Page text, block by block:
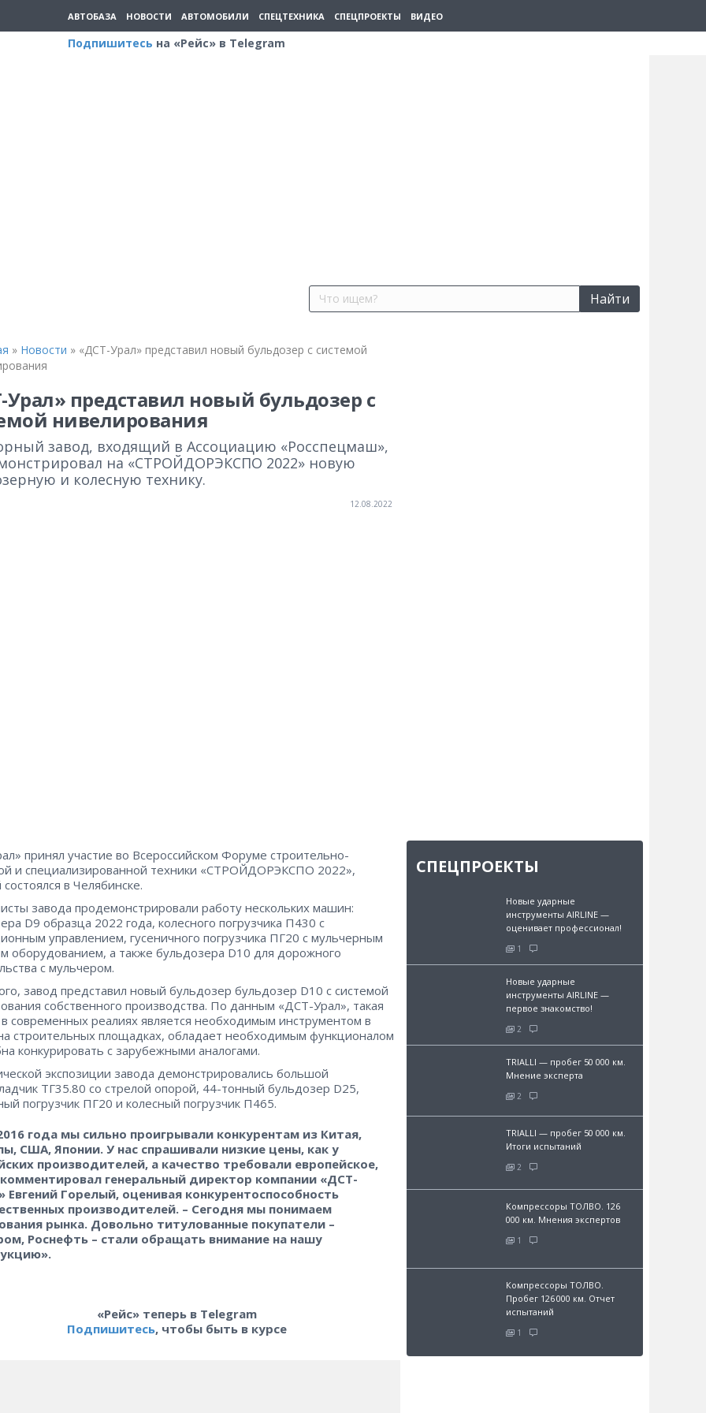
АВТОБАЗА НОВОСТИ АВТОМОБИЛИ СПЕЦТЕХНИКА СПЕЦПРОЕКТЫ ВИДЕО
Подпишитесь на «Рейс» в Telegram
Найти
» Новости » «ДСТ-Урал» представил новый бульдозер с системой
Урал» представил новый бульдозер с
нивелирования
завод, входящий в Ассоциацию «Росспецмаш»,
на «СТРОЙДОРЭКСПО 2022» новую
и колесную технику.
12.08.2022
принял участие во Всероссийском Форуме строительно-
и специализированной техники «СТРОЙДОРЭКСПО 2022»,
в Челябинске.
завода продемонстрировали работу нескольких машин:
D9 образца 2022 года, колесного погрузчика П430 с
управлением, гусеничного погрузчика ПГ20 с мульчерным
оборудованием, а также бульдозера D10 для дорожного
с мульчером.
завод представил новый бульдозер бульдозер D10 с системой
собственного производства. По данным «ДСТ-Урал», такая
в современных реалиях является необходимым инструментом в
строительных площадках, обладает необходимым функционалом
конкурировать с зарубежными аналогами.
экспозиции завода демонстрировались большой
ТГ35.80 со стрелой опорой, 44-тонный бульдозер D25,
погрузчик ПГ20 и колесный погрузчик П465.
года мы сильно проигрывали конкурентам из Китая,
США, Японии. У нас спрашивали низкие цены, как у
производителей, а качество требовали европейское,
генеральный директор компании «ДСТ-
Евгений Горелый, оценивая конкурентоспособность
производителей. – Сегодня мы понимаем
рынка. Довольно титулованные покупатели –
Роснефть – стали обращать внимание на нашу
«Рейс» теперь в Telegram
Подпишитесь, чтобы быть в курсе
СПЕЦПРОЕКТЫ
Новые ударные
инструменты AIRLINE —
оценивает профессионал!
1
Новые ударные
инструменты AIRLINE —
первое знакомство!
2
TRIALLI — пробег 50 000 км.
Мнение эксперта
2
TRIALLI — пробег 50 000 км.
Итоги испытаний
2
Компрессоры ТОЛВО. 126
000 км. Мнения экспертов
1
Компрессоры ТОЛВО.
Пробег 126 000 км. Отчет
испытаний
1